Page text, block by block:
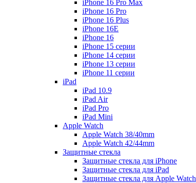
iPhone 16 Pro Max
iPhone 16 Pro
iPhone 16 Plus
iPhone 16E
iPhone 16
iPhone 15 серии
iPhone 14 серии
iPhone 13 серии
iPhone 11 серии
iPad
iPad 10.9
iPad Air
iPad Pro
iPad Mini
Apple Watch
Apple Watch 38/40mm
Apple Watch 42/44mm
Защитные стекла
Защитные стекла для iPhone
Защитные стекла для iPad
Защитные стекла для Apple Watch